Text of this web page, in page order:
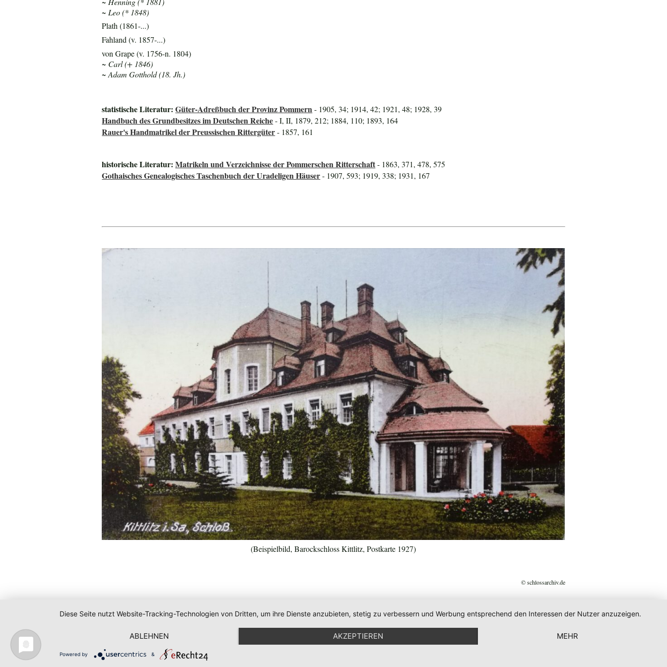
~ Leo (* 1848)
Plath (1861-...)
Fahland (v. 1857-...)
von Grape (v. 1756-n. 1804)
~ Carl (+ 1846)
~ Adam Gotthold (18. Jh.)
statistische Literatur:Güter-Adreßbuch der Provinz Pommern- 1905, 34; 1914, 42; 1921, 48; 1928, 39
Handbuch des Grundbesitzes im Deutschen Reiche- I, II, 1879, 212; 1884, 110; 1893, 164
Rauer's Handmatrikel der Preussischen Rittergüter- 1857, 161
historische Literatur:Matrikeln und Verzeichnisse der Pommerschen Ritterschaft- 1863, 371, 478, 575
Gothaisches Genealogisches Taschenbuch der Uradeligen Häuser- 1907, 593; 1919, 338; 1931, 167
(Beispielbild, Barockschloss Kittlitz, Postkarte 1927)
© schlossarchiv.de
Diese Seite nutzt Website-Tracking-Technologien von Dritten, um ihre Dienste anzubieten, stetig zu verbessern und Werbung entsprechend den Interessen der Nutzer anzuzeigen.
ABLEHNEN AKZEPTIEREN MEHR
Powered by &